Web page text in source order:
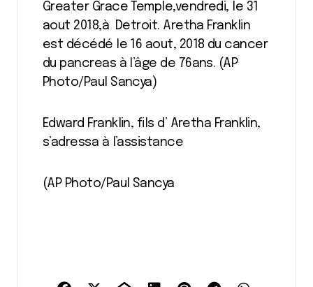
Greater Grace Temple,vendredi, le 31
aout 2018,à Detroit. Aretha Franklin
est décédé le 16 aout, 2018 du cancer
du pancreas à l’âge de 76ans. (AP
Photo/Paul Sancya)
Edward Franklin, fils d’ Aretha Franklin,
s’adressa à l’assistance
(AP Photo/Paul Sancya